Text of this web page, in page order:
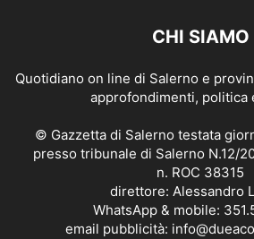
CHI SIAMO
Quotidiano on line di Salerno e
approfondimenti, politica
© Gazzetta di Salerno testata
presso tribunale di Salerno N.12/
n. ROC 38315
direttore: Alessandro
WhatsApp & mobile:
email pubblicità: